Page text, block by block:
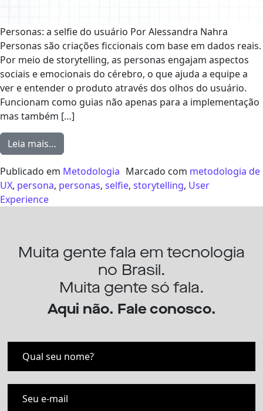
Personas: a selfie do usuário Por Alessandra Nahra
Personas são criações ficcionais com base em dados reais.
Por meio de storytelling, as personas engajam aspectos
sociais e emocionais do cérebro, o que ajuda a equipe a
ver e entender o produto através dos olhos do usuário.
Funcionam como guias não apenas para a implementação
mas também […]
Leia mais…
Publicado em Metodologia Marcado com metodologia de
UX, persona, personas, selfie, storytelling, User
Experience
Muita gente fala em tecnologia
no Brasil.
Muita gente só fala.
Aqui não. Fale conosco.